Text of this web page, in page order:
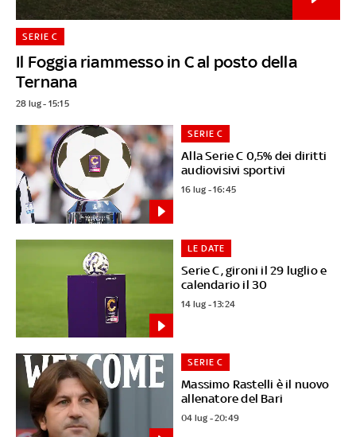
Il Foggia riammesso in C al posto della
Ternana
SERIE C
28 lug - 15:15
Alla Serie C 0,5% dei diritti
audiovisivi sportivi
SERIE C
16 lug - 16:45
Serie C, gironi il 29 luglio e
calendario il 30
LE DATE
14 lug - 13:24
Massimo Rastelli è il nuovo
allenatore del Bari
SERIE C
04 lug - 20:49